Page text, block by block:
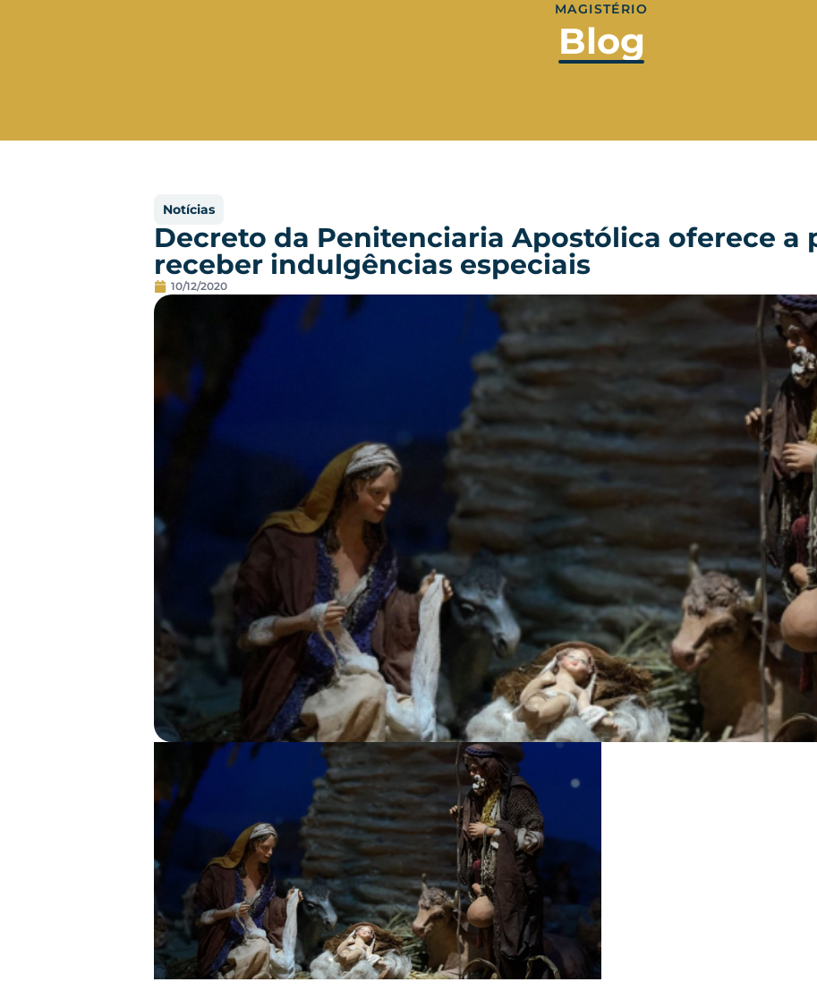
MAGISTÉRIO
Blog
Notícias
Decreto da Penitenciaria Apostólica oferece a
receber indulgências especiais
10/12/2020